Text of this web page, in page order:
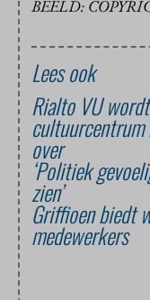
BEELD:
Lees ook
Rialto VU
cultuurcentrum
over
‘Politiek
zien’
Griffioen biedt
medewerkers